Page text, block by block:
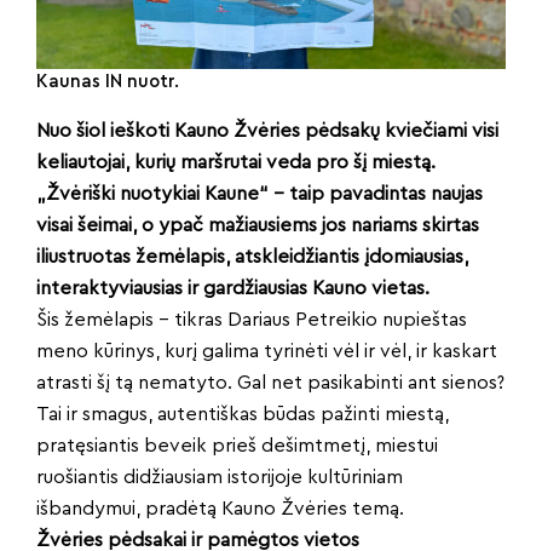
Kaunas IN nuotr.
Nuo šiol ieškoti Kauno Žvėries pėdsakų kviečiami visi
keliautojai, kurių maršrutai veda pro šį miestą.
„Žvėriški nuotykiai Kaune“ – taip pavadintas naujas
visai šeimai, o ypač mažiausiems jos nariams skirtas
iliustruotas žemėlapis, atskleidžiantis įdomiausias,
interaktyviausias ir gardžiausias Kauno vietas.
Šis žemėlapis – tikras Dariaus Petreikio nupieštas
meno kūrinys, kurį galima tyrinėti vėl ir vėl, ir kaskart
atrasti šį tą nematyto. Gal net pasikabinti ant sienos?
Tai ir smagus, autentiškas būdas pažinti miestą,
pratęsiantis beveik prieš dešimtmetį, miestui
ruošiantis didžiausiam istorijoje kultūriniam
išbandymui, pradėtą Kauno Žvėries temą.
Žvėries pėdsakai ir pamėgtos vietos